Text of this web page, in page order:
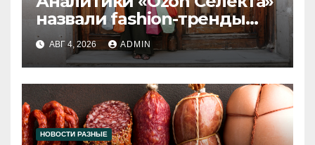
назвали fashion-тренды
2026 года
АВГ 4, 2026 ADMIN
НОВОСТИ РАЗНЫЕ